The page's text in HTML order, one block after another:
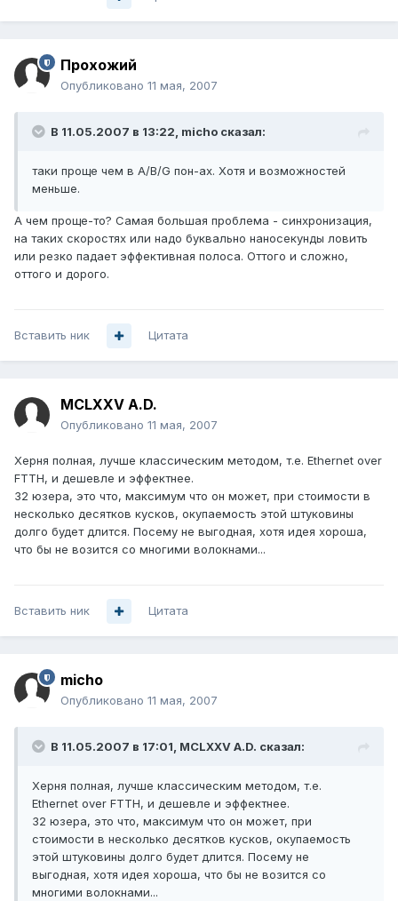
Прохожий
Опубликовано 11 мая, 2007
В 11.05.2007 в 13:22, micho сказал:
таки проще чем в A/B/G пон-ах. Хотя и возможностей
меньше.
А чем проще-то? Самая большая проблема - синхронизация,
на таких скоростях или надо буквально наносекунды ловить
или резко падает эффективная полоса. Оттого и сложно,
оттого и дорого.
Вставить ник Цитата
MCLXXV A.D.
Опубликовано 11 мая, 2007
Херня полная, лучше классическим методом, т.е. Ethernet over
FTTH, и дешевле и эффектнее.
32 юзера, это что, максимум что он может, при стоимости в
несколько десятков кусков, окупаемость этой штуковины
долго будет длится. Посему не выгодная, хотя идея хороша,
что бы не возится со многими волокнами...
Вставить ник Цитата
micho
Опубликовано 11 мая, 2007
В 11.05.2007 в 17:01, MCLXXV A.D. сказал:
Херня полная, лучше классическим методом, т.е.
Ethernet over FTTH, и дешевле и эффектнее.
32 юзера, это что, максимум что он может, при
стоимости в несколько десятков кусков, окупаемость
этой штуковины долго будет длится. Посему не
выгодная, хотя идея хороша, что бы не возится со
многими волокнами...